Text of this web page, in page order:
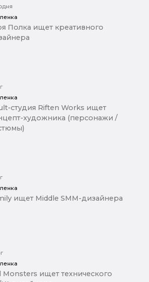
Полка ищет креативного
студия Riften Works ищет
художника (персонажи /
ищет Middle SMM-дизайнера
Monsters ищет технического